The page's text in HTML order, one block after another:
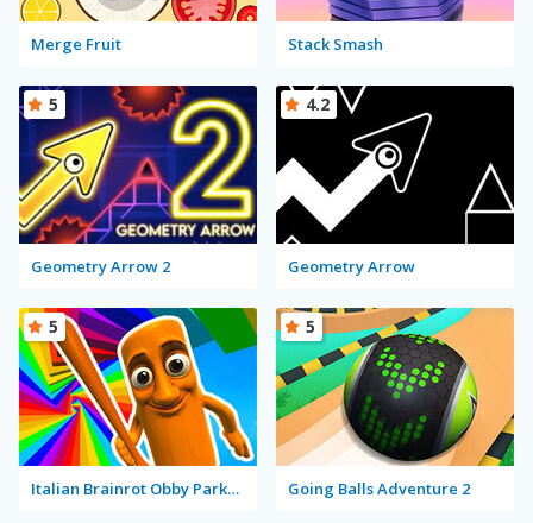
Merge Fruit Stack Smash
Geometry Arrow 2
5
Geometry Arrow
4.2
Italian Brainrot Obby Parkour
5
Going Balls Adventure 2
5